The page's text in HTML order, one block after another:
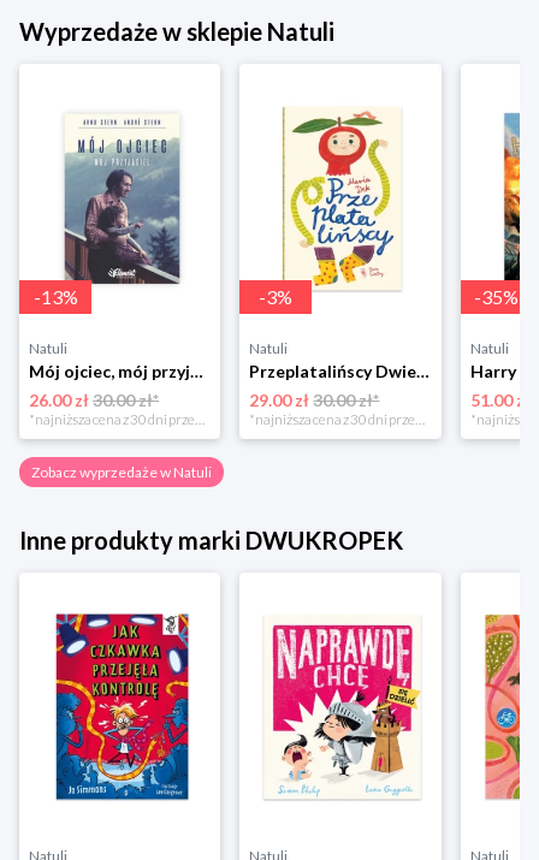
Wyprzedaże w sklepie Natuli
-13%
Natuli
Mój ojciec, mój przyjaciel Element
26.00 zł30.00 zł*
-3%
Natuli
Przeplatalińscy Dwie siostry
29.00 zł 30.00 zł*
-35%
Natuli
51.00 zł
Zobacz wyprzedaże w Natuli
Inne produkty marki DWUKROPEK
Natuli Natuli Natuli